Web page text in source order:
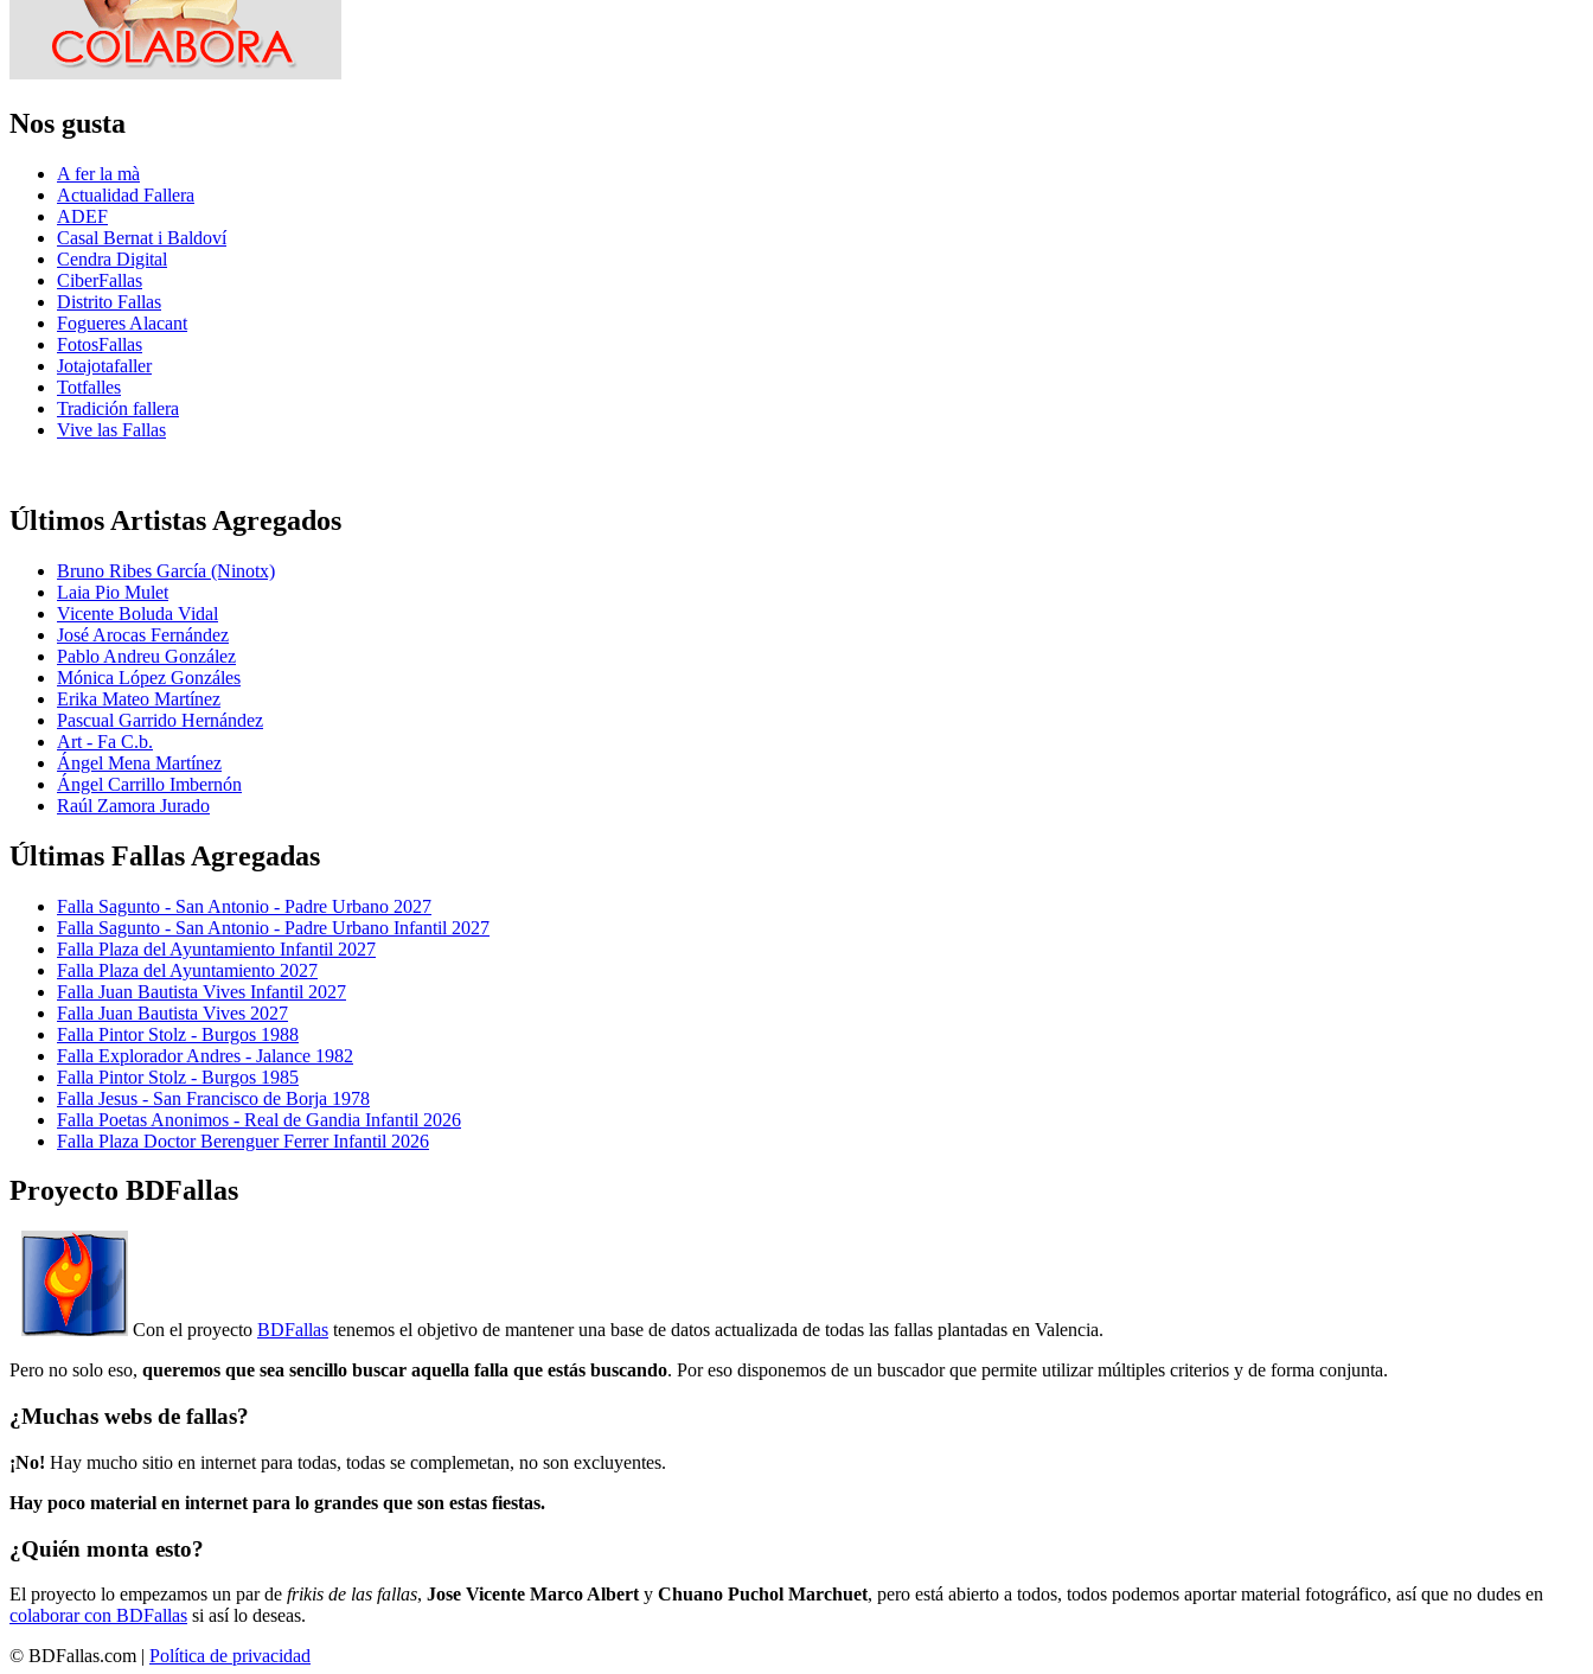
Nos gusta
A fer la mà
Actualidad Fallera
ADEF
Casal Bernat i Baldoví
Cendra Digital
CiberFallas
Distrito Fallas
Fogueres Alacant
FotosFallas
Jotajotafaller
Totfalles
Tradición fallera
Vive las Fallas
Últimos Artistas Agregados
Bruno Ribes García (Ninotx)
Laia Pio Mulet
Vicente Boluda Vidal
José Arocas Fernández
Pablo Andreu González
Mónica López Gonzáles
Erika Mateo Martínez
Pascual Garrido Hernández
Art - Fa C.b.
Ángel Mena Martínez
Ángel Carrillo Imbernón
Raúl Zamora Jurado
Últimas Fallas Agregadas
Falla Sagunto - San Antonio - Padre Urbano 2027
Falla Sagunto - San Antonio - Padre Urbano Infantil 2027
Falla Plaza del Ayuntamiento Infantil 2027
Falla Plaza del Ayuntamiento 2027
Falla Juan Bautista Vives Infantil 2027
Falla Juan Bautista Vives 2027
Falla Pintor Stolz - Burgos 1988
Falla Explorador Andres - Jalance 1982
Falla Pintor Stolz - Burgos 1985
Falla Jesus - San Francisco de Borja 1978
Falla Poetas Anonimos - Real de Gandia Infantil 2026
Falla Plaza Doctor Berenguer Ferrer Infantil 2026
Proyecto BDFallas
Con el proyecto BDFallas tenemos el objetivo de mantener una base de datos actualizada de todas las fallas plantadas en Valencia.
Pero no solo eso, queremos que sea sencillo buscar aquella falla que estás buscando. Por eso disponemos de un buscador que permite utilizar múltiples criterios y de forma conjunta.
¿Muchas webs de fallas?
¡No! Hay mucho sitio en internet para todas, todas se complemetan, no son excluyentes.
Hay poco material en internet para lo grandes que son estas fiestas.
¿Quién monta esto?
El proyecto lo empezamos un par de frikis de las fallas, Jose Vicente Marco Albert y Chuano Puchol Marchuet, pero está abierto a todos, todos podemos aportar material fotográfico, así que no dudes en
colaborar con BDFallas si así lo deseas.
© BDFallas.com | Política de privacidad